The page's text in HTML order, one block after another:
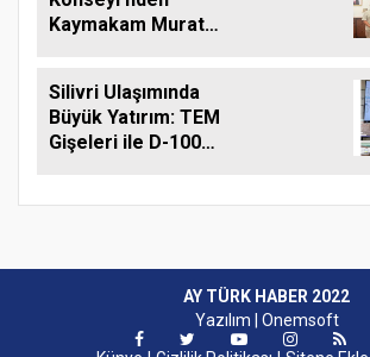
Kaymakam Murat
Silivri Ulaşımında
Büyük Yatırım: TEM
Gişeleri ile D-100
AY TÜRK HABER 2022
Yazılım | Onemsoft